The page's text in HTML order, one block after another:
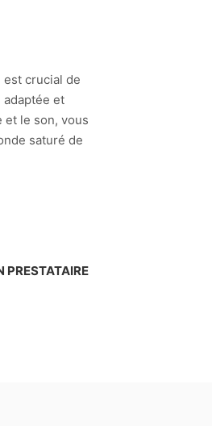
crucial de
et
et le son, vous
saturé de
PRESTATAIRE